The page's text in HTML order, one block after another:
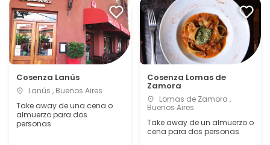
Cosenza Lanús
Lanús , Buenos Aires
Take away de una cena o
almuerzo para dos
personas
Cosenza Lomas de
Zamora
Lomas de Zamora ,
Buenos Aires
Take away de un almuerzo o
cena para dos personas